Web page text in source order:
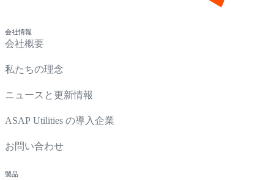
会社情報
会社概要
私たちの理念
ニュースと更新情報
ASAP Utilities の導入企業
お問い合わせ
製品